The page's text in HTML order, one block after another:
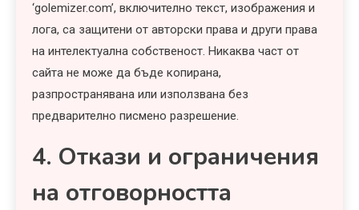
‘golemizer.com’, включително текст, изображения и
лога, са защитени от авторски права и други права
на интелектуална собственост. Никаква част от
сайта не може да бъде копирана,
разпространявана или използвана без
предварително писмено разрешение.
4. Откази и ограничения
на отговорността